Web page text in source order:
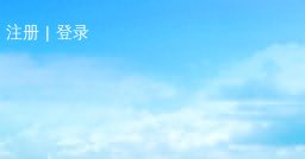
注册 | 登录